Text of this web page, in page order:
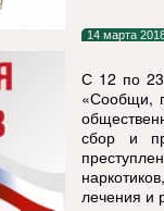
14 марта
С 12 по 23
«Сообщи,
сбор и
лечения и